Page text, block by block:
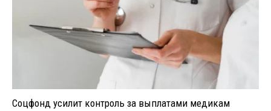
Соцфонд усилит контроль за выплатами медикам